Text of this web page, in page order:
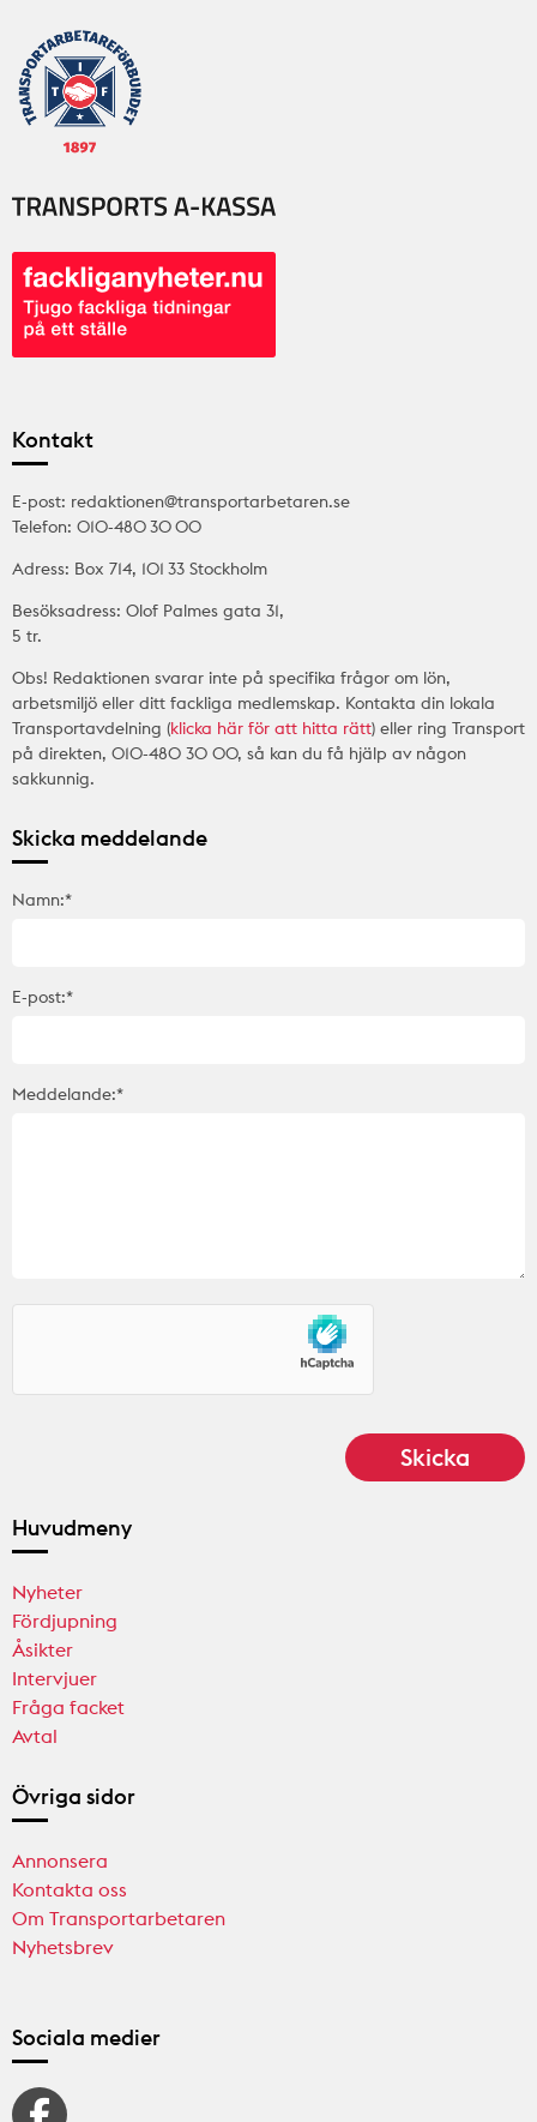
Kontakt
E-post: redaktionen@transportarbetaren.se
Telefon: 010-480 30 00
Adress: Box 714, 101 33 Stockholm
Besöksadress: Olof Palmes gata 31,
5 tr.
Obs! Redaktionen svarar inte på specifika frågor om lön,
arbetsmiljö eller ditt fackliga medlemskap. Kontakta din lokala
Transportavdelning (klicka här för att hitta rätt) eller ring Transport
på direkten, 010-480 30 00, så kan du få hjälp av någon
sakkunnig.
Skicka meddelande
Namn:*
E-post:*
Meddelande:*
Huvudmeny
Nyheter
Fördjupning
Åsikter
Intervjuer
Fråga facket
Avtal
Övriga sidor
Annonsera
Kontakta oss
Om Transportarbetaren
Nyhetsbrev
Sociala medier